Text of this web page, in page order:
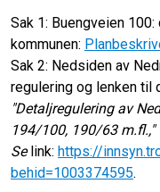
Sak 1: Buengveien
kommunen:
Sak 2: Nedsiden av
regulering og lenken til
"Detaljregulering av
194/100, 190/63 m.fl.,"
Selink: https://
behid=1003374595.